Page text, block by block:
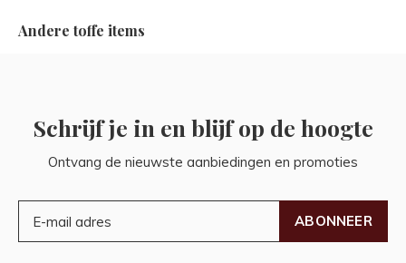
Andere toffe items
Schrijf je in en blijf op de hoogte
Ontvang de nieuwste aanbiedingen en promoties
ABONNEER